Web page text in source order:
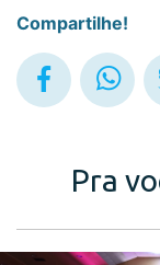
Compartilhe!
Pra